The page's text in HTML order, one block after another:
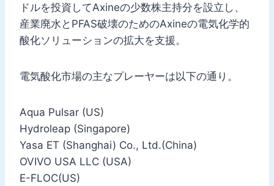
ドルを投資してAxineの少数株主持分を設立し、
産業廃水とPFAS破壊のためのAxineの電気化学的
酸化ソリューションの拡大を支援。
電気酸化市場の主なプレーヤーは以下の通り。
Aqua Pulsar (US)
Hydroleap (Singapore)
Yasa ET (Shanghai) Co., Ltd.(China)
OVIVO USA LLC (USA)
E-FLOC(US)